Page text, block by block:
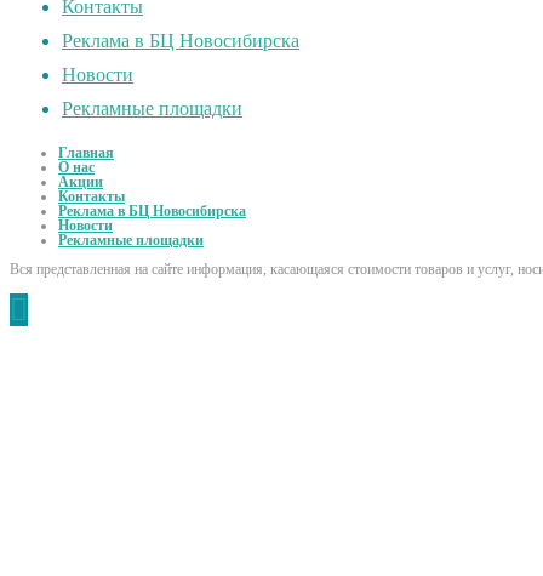
Контакты
Реклама в БЦ Новосибирска
Новости
Рекламные площадки
Главная
О нас
Акции
Контакты
Реклама в БЦ Новосибирска
Новости
Рекламные площадки
Вся представленная на сайте информация, касающаяся стоимости товаров и услуг,